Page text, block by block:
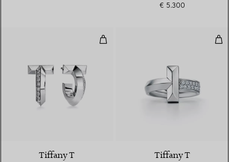
€ 5.300
Boucles d’oreilles créoles T1 en
Tiffany T Tiffany T